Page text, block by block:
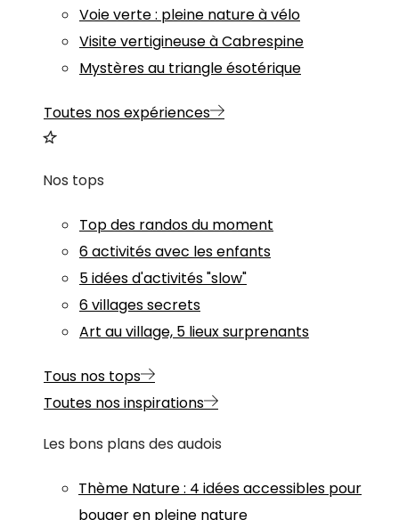
Voie verte : pleine nature à vélo
Visite vertigineuse à Cabrespine
Mystères au triangle ésotérique
Toutes nos expériences
Nos tops
Top des randos du moment
6 activités avec les enfants
5 idées d'activités "slow"
6 villages secrets
Art au village, 5 lieux surprenants
Tous nos tops
Toutes nos inspirations
Les bons plans des audois
Thème Nature: 4 idées accessibles pour
bouger en pleine nature